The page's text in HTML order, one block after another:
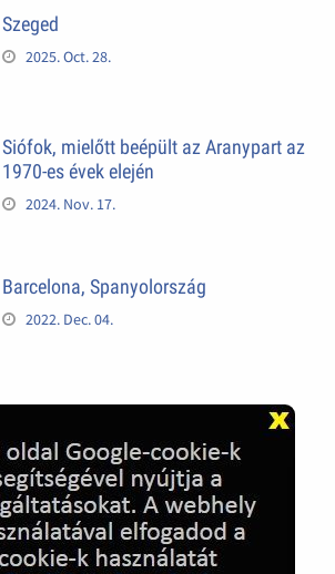
Szeged
2025. Oct. 28.
Siófok, mielőtt beépült az Aranypart az
1970-es évek elején
2024. Nov. 17.
Barcelona, Spanyolország
2022. Dec. 04.
Hagymatikum | Makó fürdő
2022. Nov. 01.